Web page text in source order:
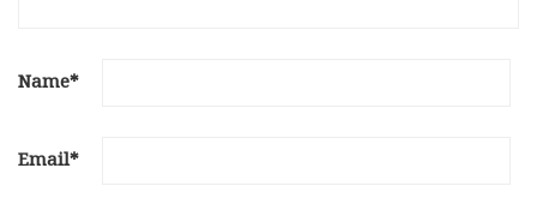
Name*
Email*